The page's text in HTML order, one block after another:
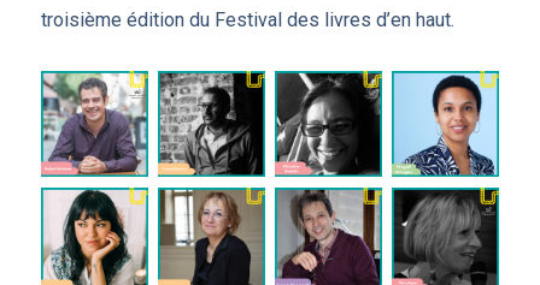
troisième édition du Festival des livres d’en haut.